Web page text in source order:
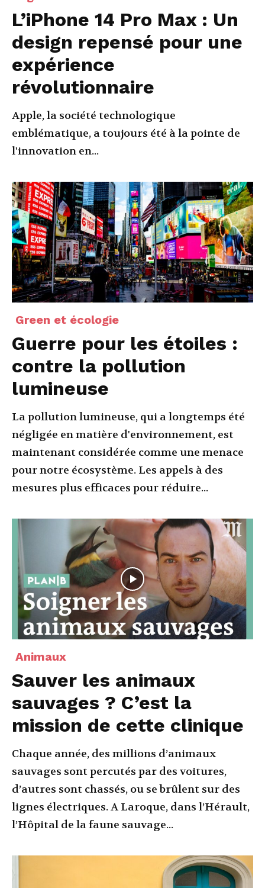
L’iPhone 14 Pro Max : Un
design repensé pour une
expérience
révolutionnaire
Apple, la société technologique
emblématique, a toujours été à la pointe de
l'innovation en...
Green et écologie
Guerre pour les étoiles :
contre la pollution
lumineuse
La pollution lumineuse, qui a longtemps été
négligée en matière d'environnement, est
maintenant considérée comme une menace
pour notre écosystème. Les appels à des
mesures plus efficaces pour réduire...
Animaux
Sauver les animaux
sauvages ? C’est la
mission de cette clinique
Chaque année, des millions d’animaux
sauvages sont percutés par des voitures,
d’autres sont chassés, ou se brûlent sur des
lignes électriques. A Laroque, dans l’Hérault,
l’Hôpital de la faune sauvage...